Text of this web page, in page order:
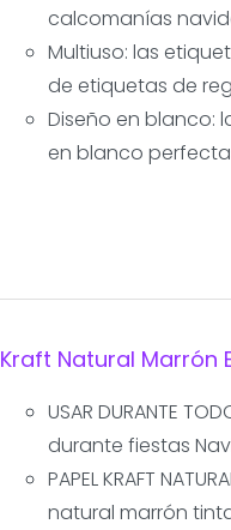
calcomanías
Multiuso: las
de etiquetas de
Diseño en blanco:
en blanco
Kraft Natural Marrón
USAR DURANTE
durante fiestas
PAPEL KRAFT
natural marrón